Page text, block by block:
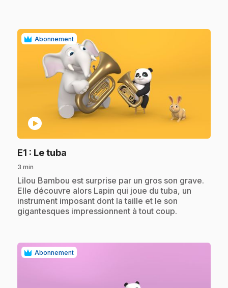
Abonnement
play_circle
E1 : Le tuba
3 min
.Lilou Bambou est surprise par un gros son grave.
Elle découvre alors Lapin qui joue du tuba, un
instrument imposant dont la taille et le son
gigantesques impressionnent à tout coup.
Abonnement